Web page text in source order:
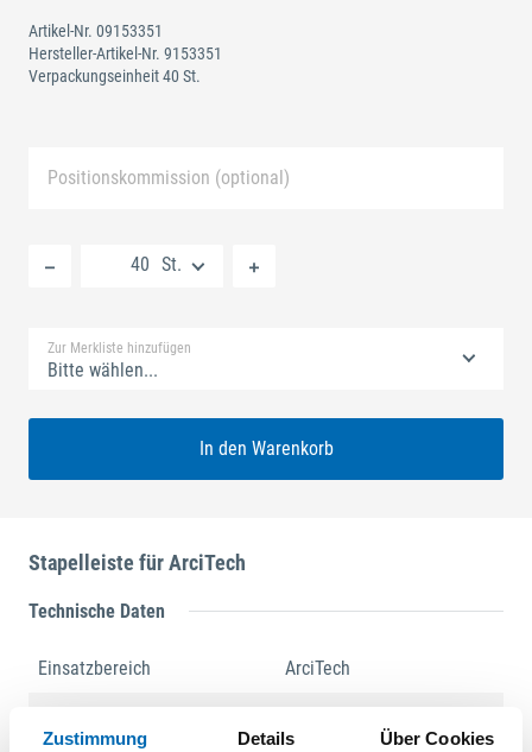
Zustimmung Details Über Cookies
Artikel-Nr. 09153351
Hersteller-Artikel-Nr. 9153351
Verpackungseinheit 40 St.
Positionskommission (optional)
St.
Zur Merkliste hinzufügen
Bitte wählen...
In den Warenkorb
Stapelleiste für ArciTech
Technische Daten
Einsatzbereich ArciTech